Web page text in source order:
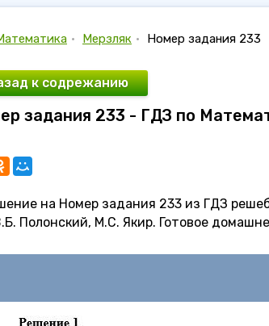
• Мерзляк • Номер задания 233
к содрежанию
задания 233 - ГДЗ по
на Номер задания 233 из ГДЗ
Полонский, М.С. Якир. Готовое